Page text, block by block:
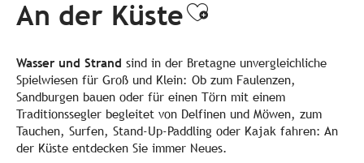
An der KüsteAjouter aux
Wasser und Strand sind in der Bretagne unvergleichliche
Spielwiesen für Groß und Klein: Ob zum Faulenzen,
Sandburgen bauen oder für einen Törn mit einem
Traditionssegler begleitet von Delfinen und Möwen, zum
Tauchen, Surfen, Stand-Up-Paddling oder Kajak fahren: An
der Küste entdecken Sie immer Neues.